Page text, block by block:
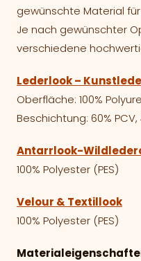
gewünschte Material
Je nach gewünschter
verschiedene
Lederlook –
Oberfläche: 100%
Beschichtung: 60% PCV,
Antarrlook-
100% Polyester (PES)
Velour & Textillook
100% Polyester (PES)